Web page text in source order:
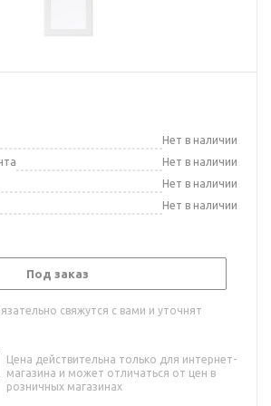
Нет в наличии
Нет в наличии
Нет в наличии
Нет в наличии
Под заказ
свяжутся с вами и уточнят
Цена действительна только для интернет-
магазина и может отличаться от цен в
розничных магазинах